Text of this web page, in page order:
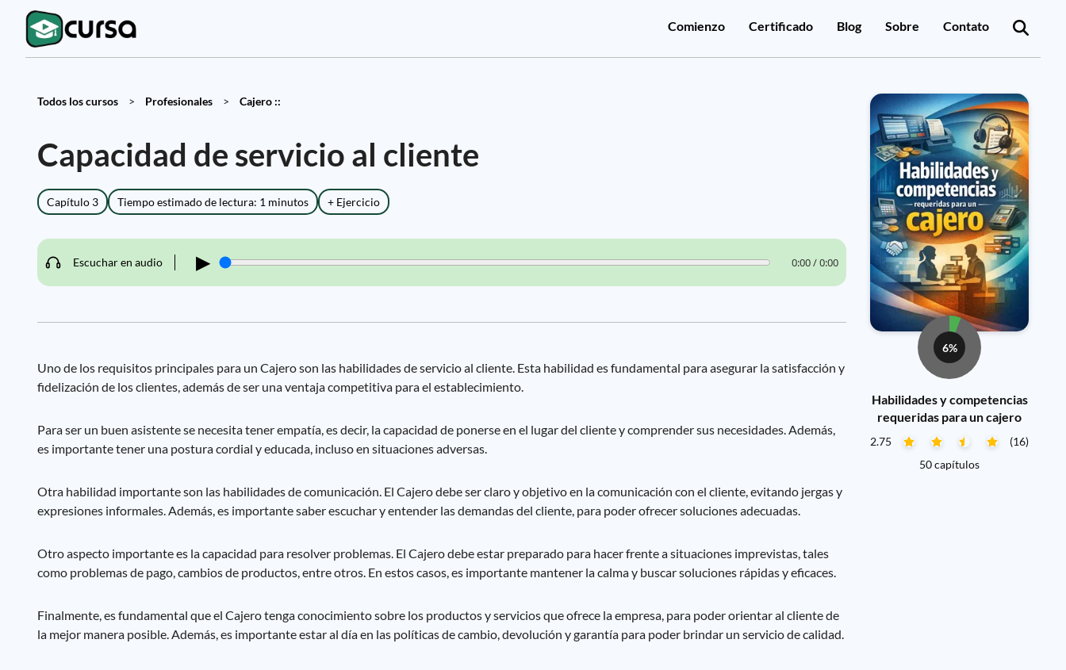
Comienzo Certificado Blog Sobre Contato
Todos los cursos > Profesionales > Cajero ::
Capacidad de servicio al cliente
Capítulo 3 Tiempo estimado de lectura: 1 minutos + Ejercicio
Escuchar en audio ▶ 0:00 / 0:00
Uno de los requisitos principales para un Cajero son las habilidades de servicio al cliente. Esta habilidad es fundamental para asegurar la satisfacción y
fidelización de los clientes, además de ser una ventaja competitiva para el establecimiento.
Para ser un buen asistente se necesita tener empatía, es decir, la capacidad de ponerse en el lugar del cliente y comprender sus necesidades. Además,
es importante tener una postura cordial y educada, incluso en situaciones adversas.
Otra habilidad importante son las habilidades de comunicación. El Cajero debe ser claro y objetivo en la comunicación con el cliente, evitando jergas y
expresiones informales. Además, es importante saber escuchar y entender las demandas del cliente, para poder ofrecer soluciones adecuadas.
Otro aspecto importante es la capacidad para resolver problemas. El Cajero debe estar preparado para hacer frente a situaciones imprevistas, tales
como problemas de pago, cambios de productos, entre otros. En estos casos, es importante mantener la calma y buscar soluciones rápidas y eficaces.
Finalmente, es fundamental que el Cajero tenga conocimiento sobre los productos y servicios que ofrece la empresa, para poder orientar al cliente de
la mejor manera posible. Además, es importante estar al día en las políticas de cambio, devolución y garantía para poder brindar un servicio de calidad.
6%
Habilidades y competencias
requeridas para un cajero
2.75
(16)
50 capítulos